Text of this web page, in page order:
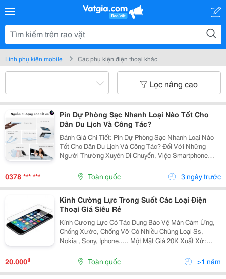
Linh phụ kiện mobile Các phụ kiện điện thoại khác
Lọc nâng cao
Pin Dự Phòng Sạc Nhanh Loại Nào Tốt Cho
Dân Du Lịch Và Công Tác?
Đánh Giá Chi Tiết: Pin Dự Phòng Sạc Nhanh Loại Nào
Tốt Cho Dân Du Lịch Và Công Tác? Đối Với Những
Người Thường Xuyên Di Chuyển, Việc Smartphone
Hoặc Laptop Hết Pin Giữa Chừng Không Chỉ Gây Gián
Đoạn Công Việc Mà Còn Ảnh Hưởng Đến Trải Nghiệm
Chuyến...
0378 *** *** Toàn quốc 3 ngày trước
Kinh Cường Lực Trong Suốt Các Loại Điện
Thoại Giá Siêu Rẻ
Kính Cương Lực Có Tác Dụng Bảo Vệ Màn Cảm Ứng,
Chống Xước, Chống Vỡ Có Nhiều Chủng Loại Ss,
Nokia , Sony, Iphone..... Một Mặt Giá 20K Xuất Xứ:
Trung Quốc
20.000₫ Toàn quốc >1 năm